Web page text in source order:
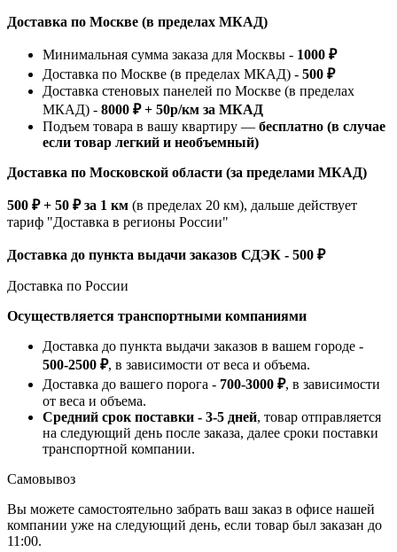
Доставка по Москве (в пределах МКАД)
Минимальная сумма заказа для Москвы - 1000 ₽
Доставка по Москве (в пределах МКАД) - 500 ₽
Доставка стеновых панелей по Москве (в пределах
МКАД) - 8000 ₽ + 50р/км за МКАД
Подъем товара в вашу квартиру — бесплатно (в случае
если товар легкий и необъемный)
Доставка по Московской области (за пределами МКАД)
500 ₽ + 50 ₽ за 1 км (в пределах 20 км), дальше действует
тариф "Доставка в регионы России"
Доставка до пункта выдачи заказов СДЭК - 500 ₽
Доставка по России
Осуществляется транспортными компаниями
Доставка до пункта выдачи заказов в вашем городе -
500-2500 ₽, в зависимости от веса и объема.
Доставка до вашего порога - 700-3000 ₽, в зависимости
от веса и объема.
Средний срок поставки - 3-5 дней, товар отправляется
на следующий день после заказа, далее сроки поставки
транспортной компании.
Самовывоз
Вы можете самостоятельно забрать ваш заказ в офисе нашей
компании уже на следующий день, если товар был заказан до
11:00.